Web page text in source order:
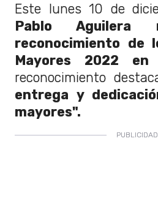
Este lunes 10 de
Pablo Aguilera
reconocimiento de
Mayores 2022
reconocimiento
entrega y
mayores".